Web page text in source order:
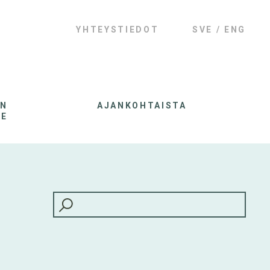
YHTEYSTIEDOT SVE ENG
AJANKOHTAISTA
HAKU: